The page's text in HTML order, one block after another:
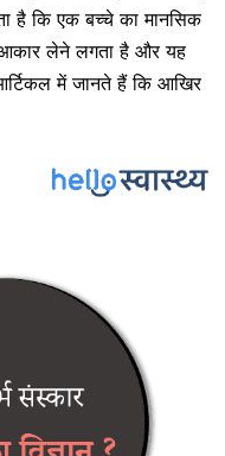
है कि एक बच्चे का मानसिक
आकार लेने लगता है और यह
में जानते हैं कि आखिर